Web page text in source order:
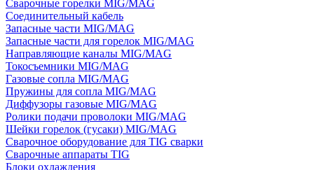
Сварочные горелки MIG/MAG
Соединительный кабель
Запасные части MIG/MAG
Запасные части для горелок MIG/MAG
Направляющие каналы MIG/MAG
Токосъемники MIG/MAG
Газовые сопла MIG/MAG
Пружины для сопла MIG/MAG
Диффузоры газовые MIG/MAG
Ролики подачи проволоки MIG/MAG
Шейки горелок (гусаки) MIG/MAG
Сварочное оборудование для TIG сварки
Сварочные аппараты TIG
Блоки охлаждения